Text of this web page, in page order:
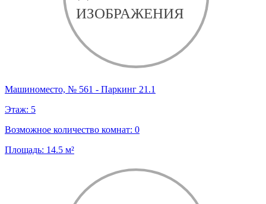
Машиноместо, № 561 - Паркинг 21.1
Этаж: 5
Возможное количество комнат: 0
Площадь: 14.5 м²